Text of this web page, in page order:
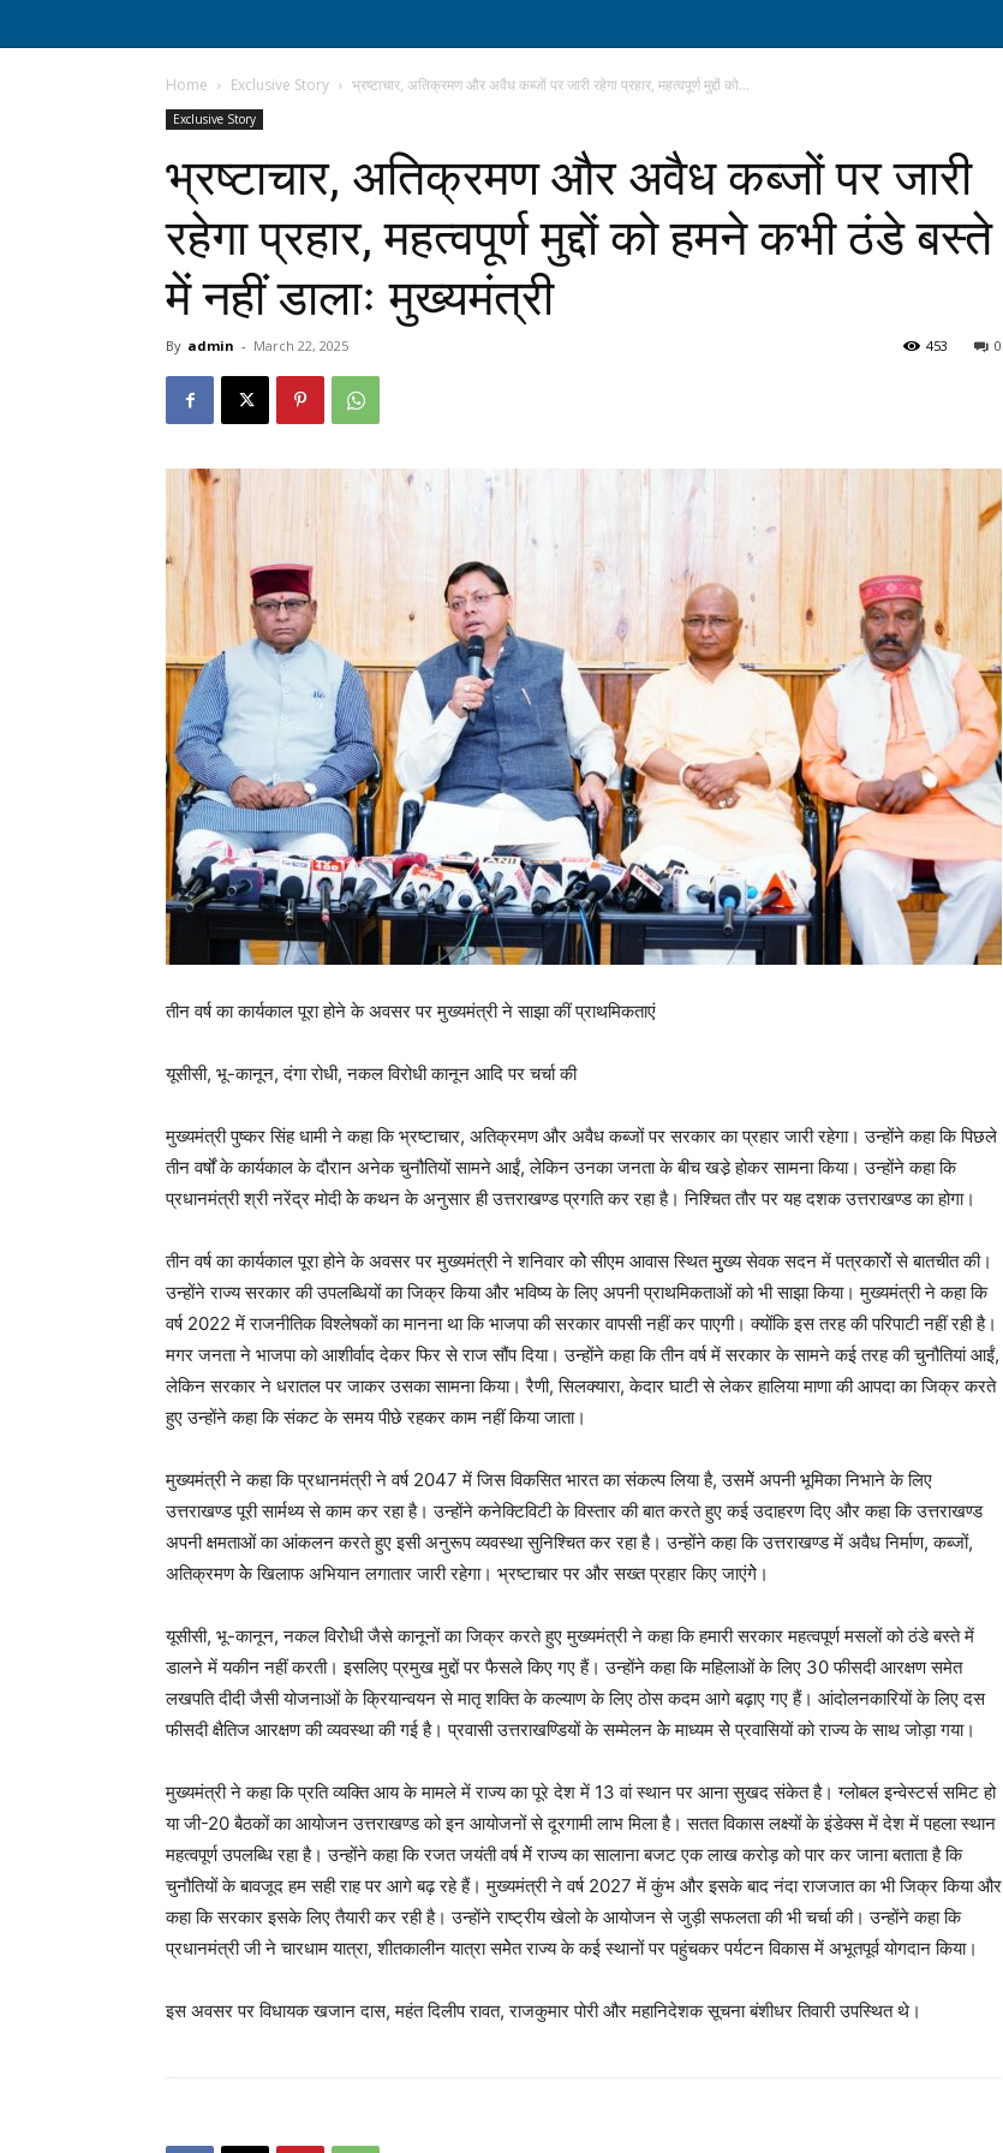
Home Exclusive Story भ्रष्टाचार, अतिक्रमण और अवैध कब्जों पर जारी रहेगा प्रहार, महत्वपूर्ण मुद्दों को...
Exclusive Story
भ्रष्टाचार, अतिक्रमण और अवैध कब्जों पर जारी
रहेगा प्रहार, महत्वपूर्ण मुद्दों को हमने कभी ठंडे बस्ते
में नहीं डालाः मुख्यमंत्री
By admin - March 22, 2025 0
453
तीन वर्ष का कार्यकाल पूरा होने के अवसर पर मुख्यमंत्री ने साझा कीं प्राथमिकताएं
यूसीसी, भू-कानून, दंगा रोधी, नकल विरोधी कानून आदि पर चर्चा की
मुख्यमंत्री पुष्कर सिंह धामी ने कहा कि भ्रष्टाचार, अतिक्रमण और अवैध कब्जों पर सरकार का प्रहार जारी रहेगा। उन्होंने कहा कि पिछले
तीन वर्षों के कार्यकाल के दौरान अनेक चुनौतियों सामने आईं, लेकिन उनका जनता के बीच खडे़ होकर सामना किया। उन्होंने कहा कि
प्रधानमंत्री श्री नरेंद्र मोदी केे कथन के अनुसार ही उत्तराखण्ड प्रगति कर रहा है। निश्चित तौर पर यह दशक उत्तराखण्ड का होगा।
तीन वर्ष का कार्यकाल पूरा होने के अवसर पर मुख्यमंत्री ने शनिवार कोे सीएम आवास स्थित मुुख्य सेवक सदन में पत्रकारोें से बातचीत की।
उन्होंने राज्य सरकार की उपलब्धियों का जिक्र किया और भविष्य के लिए अपनी प्राथमिकताओं को भी साझा किया। मुख्यमंत्री ने कहा कि
वर्ष 2022 में राजनीतिक विश्लेषकों का मानना था कि भाजपा की सरकार वापसी नहीं कर पाएगी। क्योंकि इस तरह की परिपाटी नहीं रही है।
मगर जनता ने भाजपा को आशीर्वाद देकर फिर से राज सौंप दिया। उन्होंने कहा कि तीन वर्ष में सरकार के सामने कई तरह की चुनौतियां आईं,
लेकिन सरकार ने धरातल पर जाकर उसका सामना किया। रैणी, सिलक्यारा, केदार घाटी से लेकर हालिया माणा की आपदा का जिक्र करते
हुए उन्होंने कहा कि संकट के समय पीछे रहकर काम नहीं किया जाता।
मुख्यमंत्री ने कहा कि प्रधानमंत्री ने वर्ष 2047 में जिस विकसित भारत का संकल्प लिया है, उसमेें अपनी भूमिका निभाने के लिए
उत्तराखण्ड पूरी सार्मथ्य से काम कर रहा है। उन्होंने कनेक्टिविटी के विस्तार की बात करते हुए कई उदाहरण दिए और कहा कि उत्तराखण्ड
अपनी क्षमताओं का आंकलन करते हुए इसी अनुरूप व्यवस्था सुनिश्चित कर रहा है। उन्होंने कहा कि उत्तराखण्ड में अवैध निर्माण, कब्जों,
अतिक्रमण केे खिलाफ अभियान लगातार जारी रहेगा। भ्रष्टाचार पर और सख्त प्रहार किए जाएंगेे।
यूसीसी, भू-कानून, नकल विरोेधी जैसे कानूनों का जिक्र करते हुए मुख्यमंत्री ने कहा कि हमारी सरकार महत्वपूर्ण मसलों को ठंडे बस्ते में
डालने में यकीन नहीं करती। इसलिए प्रमुख मुद्दों पर फैसले किए गए हैं। उन्होंने कहा कि महिलाओं के लिए 30 फीसदी आरक्षण समेत
लखपति दीदी जैसी योजनाओं के क्रियान्वयन से मातृ शक्ति के कल्याण के लिए ठोस कदम आगे बढ़ाए गए हैं। आंदोलनकारियों के लिए दस
फीसदी क्षैतिज आरक्षण की व्यवस्था की गई है। प्रवासी उत्तराखण्डियों के सम्मेलन केे माध्यम सेे प्रवासियों को राज्य के साथ जोड़ा गया।
मुख्यमंत्री ने कहा कि प्रति व्यक्ति आय के मामले में राज्य का पूरे देश में 13 वां स्थान पर आना सुखद संकेत है। ग्लोबल इन्वेस्टर्स समिट हो
या जी-20 बैठकों का आयोजन उत्तराखण्ड को इन आयोजनों से दूरगामी लाभ मिला है। सतत विकास लक्ष्यों के इंडेक्स में देश में पहला स्थान
महत्वपूर्ण उपलब्धि रहा है। उन्होंने कहा कि रजत जयंती वर्ष मेें राज्य का सालाना बजट एक लाख करोड़ को पार कर जाना बताता है कि
चुनौतियों के बावजूद हम सही राह पर आगे बढ़ रहे हैं। मुख्यमंत्री ने वर्ष 2027 में कुंभ और इसके बाद नंदा राजजात का भी जिक्र किया और
कहा कि सरकार इसके लिए तैयारी कर रही है। उन्होंने राष्ट्रीय खेलो के आयोजन से जुड़ी सफलता की भी चर्चा की। उन्होंने कहा कि
प्रधानमंत्री जी ने चारधाम यात्रा, शीतकालीन यात्रा समेेत राज्य के कई स्थानों पर पहुंचकर पर्यटन विकास में अभूतपूर्व योगदान किया।
इस अवसर पर विधायक खजान दास, महंत दिलीप रावत, राजकुमार पोरी और महानिदेशक सूचना बंशीधर तिवारी उपस्थित थे।